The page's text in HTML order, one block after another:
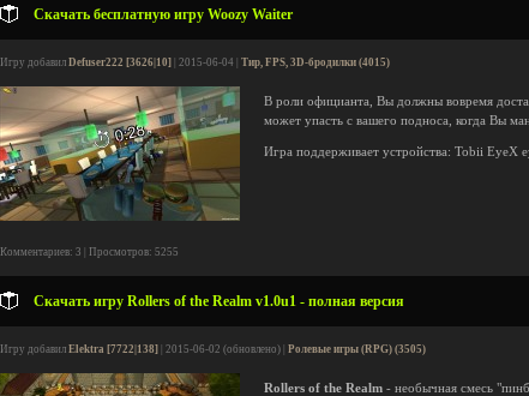
Скачать бесплатную игру Woozy Waiter
Игру добавил Defuser222 [3626|10] | 2015-06-04 | Тир, FPS, 3D-бродилки (4015)
В роли официанта, Вы должны вовремя
может упасть с вашего подноса, когда Вы
Игра поддерживает устройства: Tobii EyeX
Комментариев: 3 | Просмотров: 5255
Скачать игру Rollers of the Realm v1.0u1 - полная версия
Игру добавил Elektra [7722|138] | 2015-06-02 (обновлено) | Ролевые игры (RPG) (3505)
Rollers of the Realm - необычная смесь